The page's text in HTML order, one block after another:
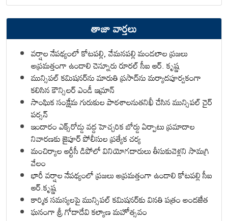
తాజా వార్తలు
వర్షాల నేపథ్యంలో కోటపల్లి, వేమనపల్లి మండలాల ప్రజలు
అప్రమత్తంగా ఉండాలి చెన్నూరు రూరల్ సీఐ ఆర్. కృష్ణ
మున్సిపల్ కమిషనర్‌ను మారుతి ప్రసాద్‌ను మర్యాదపూర్వకంగా
కలిసిన కౌన్సిలర్ ఎండీ ఇమ్రాన్ ​
సాంఘిక సంక్షేమ గురుకుల పాఠశాలనుతనిఖీ చేసిన మున్సిపల్ చైర్
పర్సన్
ఇందారం ఎక్స్‌రోడ్డు వద్ద హెచ్చరిక బోర్డు ఏర్పాటు ప్రమాదాల
నివారణకు జైపూర్ పోలీసుల ప్రత్యేక చర్య
మంచిర్యాల ఆర్టీసీ డిపోలో వినియోగదారులు తీసుకువెళ్లని సామగ్రి
వేలం
భారీ వర్షాల నేపథ్యంలో ప్రజలు అప్రమత్తంగా ఉండాలి కోటపల్లి సీఐ
ఆర్.కృష్ణ
కార్మిక సమస్యలపై మున్సిపల్ కమిషనర్‌కు వినతి పత్రం అందజేత
ఘనంగా శ్రీ గోదాదేవి కల్యాణ మహోత్సవం